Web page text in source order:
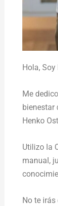
Hola,Soy
Me
bienestar
Henko
Utilizo la
manual,
No te